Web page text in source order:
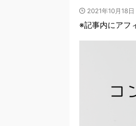
2021年10月18日
※記事内にアフ